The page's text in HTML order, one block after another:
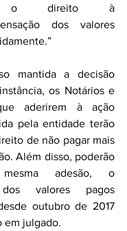
o direito à
dos valores
mantida a decisão
os Notários e
aderirem à ação
pela entidade terão
de não pagar mais
Além disso, poderão
adesão, o
dos valores pagos
outubro de 2017
em julgado.